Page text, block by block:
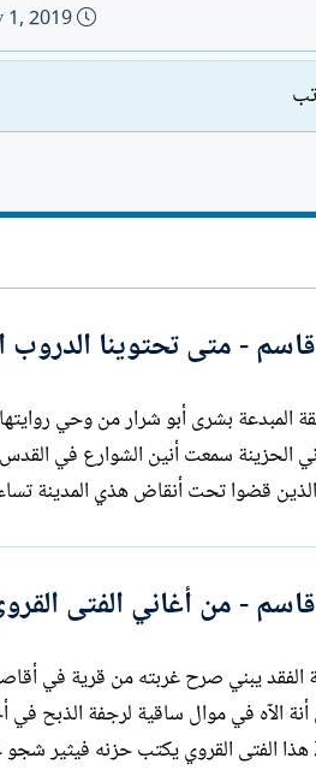
ت
ا
خ
إ
ء
1, 2019
- متى تحتوينا الدروب
الحزينة سمعت أنين الشوارع في
قضوا تحت أنقاض هذي المدينة
- من أغاني الفتى
الفقد يبني صرح غربته من قرية في
أنة الآه في موال ساقية لرجفة الذبح